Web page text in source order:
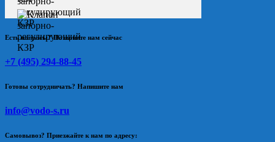
Есть вопросы? Позвоните нам сейчас
+7 (495) 294-88-45
Готовы сотрудничать? Напишите нам
info@vodo-s.ru
Самовывоз? Приезжайте к нам по адресу: